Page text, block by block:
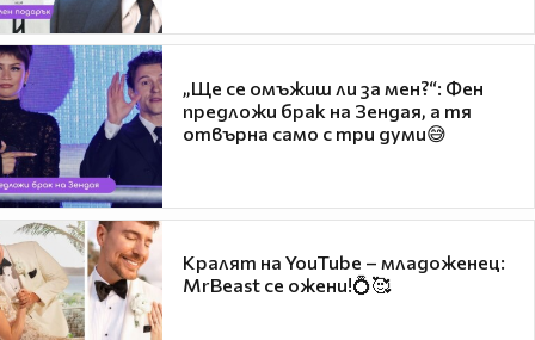
„Ще се омъжиш ли за мен?“: Фен
предложи брак на Зендая, а тя
отвърна само с три думи😅
Кралят на YouTube – младоженец:
MrBeast се ожени!💍🥰